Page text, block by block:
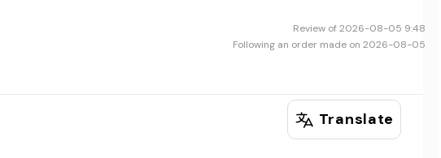
Review of 2026-08-05 9:48
Following an order made on 2026-08-05
Translate